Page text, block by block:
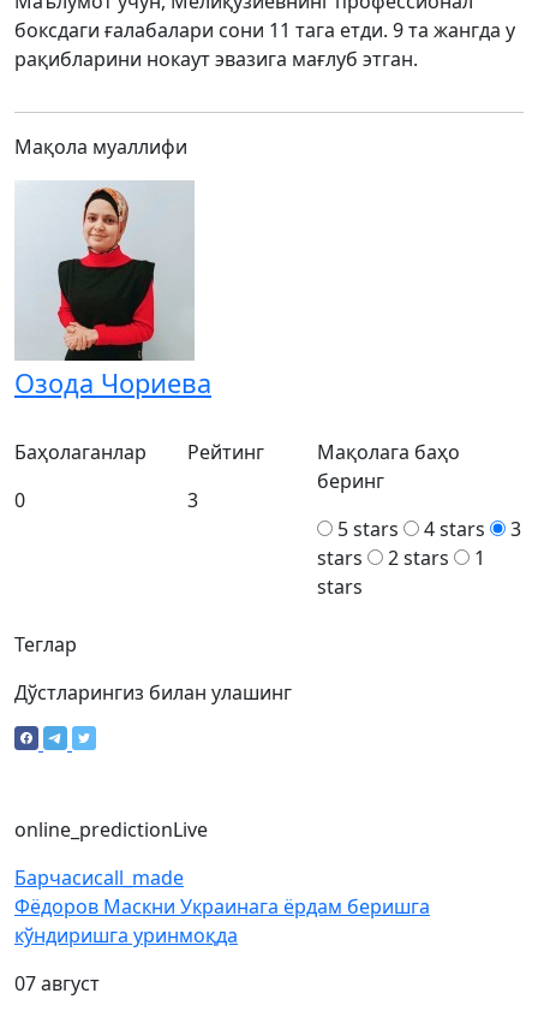
боксдаги ғалабалари сони 11 тага етди. 9 та жангда у
рақибларини нокаут эвазига мағлуб этган.
Мақола муаллифи
Озода Чориева
Теглар
Баҳолаганлар
0
Рейтинг
3
Мақолага баҳо
беринг
5 stars
4 stars
3
stars
2 stars
1
stars
Дўстларингиз билан улашинг
online_predictionLive
Барчасиcall_made
Фёдоров Маскни Украинага ёрдам беришга
кўндиришга уринмоқда
07 август